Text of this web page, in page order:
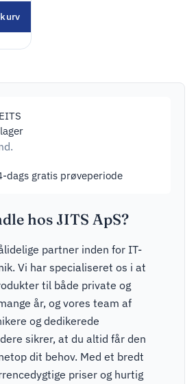
dags gratis prøveperiode
hos JITS ApS?
partner inden for IT-
Vi har specialiseret os i at
til både private og
år, og vores team af
og dedikerede
sikrer, at du altid får den
dit behov. Med et bredt
priser og hurtig